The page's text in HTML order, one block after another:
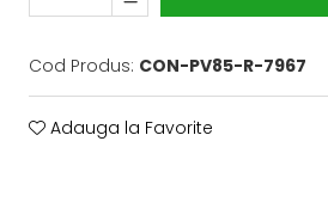
Cod Produs: CON-PV85-R-7967
Adauga la Favorite